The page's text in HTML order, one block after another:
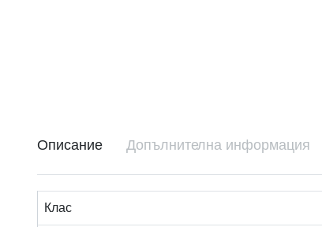
Описание Допълнителна информация
Клас